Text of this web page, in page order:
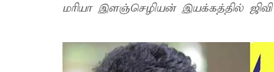
மரியா இளஞ்செழியன் இயக்கத்தில் ஜிவி